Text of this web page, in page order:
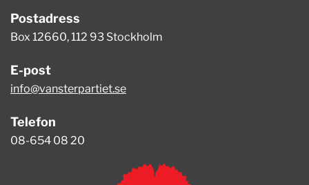
Postadress
Box 12660, 112 93 Stockholm
E-post
info@vansterpartiet.se
Telefon
08-654 08 20